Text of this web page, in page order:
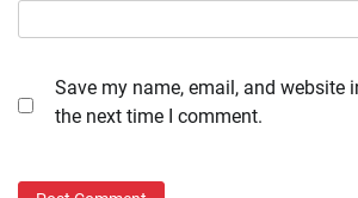
Save my name, email, and website
the next time I comment.